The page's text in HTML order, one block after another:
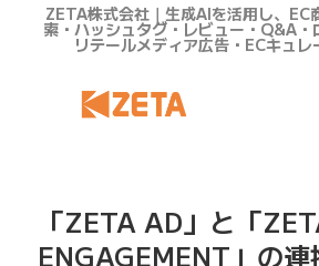
ZETA株式会社｜生成AIを活用し、EC
索・ハッシュタグ・レビュー・Q&A・
リテールメディア広告・ECキュレ
「ZETA AD」と「
ENGAGEMENT」の連